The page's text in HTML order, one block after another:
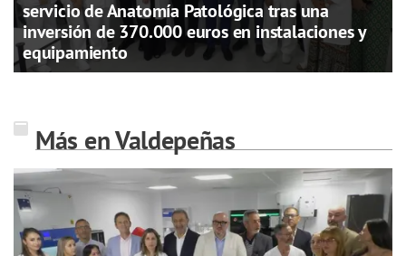
servicio de Anatomía Patológica tras una
inversión de 370.000 euros en instalaciones y
equipamiento
Más en Valdepeñas